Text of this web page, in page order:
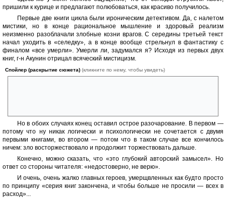
пришили к курице и предлагают полюбоваться, как красиво получилось.
Первые две книги цикла были ироническим детективом. Да, с налетом
мистики, но в конце рациональное мышление и здоровый реализм
неизменно разоблачали злобные козни врагов. С середины третьей текст
начал уходить в «селедку», а в конце вообще стрельнул в фантастику с
финалом «все умерли». Умерли ли, задумался я? Исходя из первых двух
книг, г-н Акунин отрицал всяческий мистицизм.
Спойлер (раскрытие сюжета) (кликните по нему, чтобы увидеть)
Но в обоих случаях конец оставил острое разочарование. В первом —
потому что ну никак логически и психологически не сочетается с двумя
первыми книгами, во втором — потом что в таком случае все кончилось
ничем: зло восторжествовало и продолжит торжествовать дальше.
Конечно, можно сказать, что «это глубокий авторский замысел». Но
ответ со стороны читателя: «недостоверно, не верю».
И очень, очень жалко главных героев, умерщвленных как будто просто
по принципу «серия книг закончена, и чтобы больше не просили — всех в
расход»...